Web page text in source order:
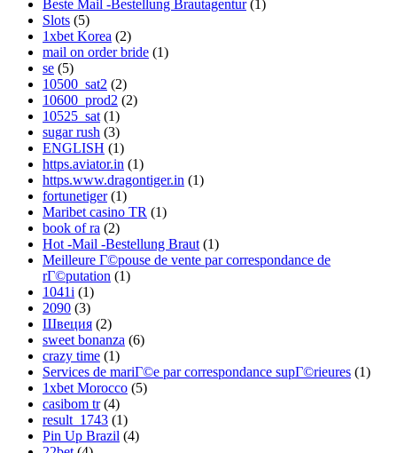
Beste Mail -Bestellung Brautagentur(1)
Slots (5)
1xbet Korea (2)
mail on order bride (1)
se (5)
10500_sat2 (2)
10600_prod2 (2)
10525_sat (1)
sugar rush (3)
ENGLISH (1)
https.aviator.in (1)
https.www.dragontiger.in (1)
fortunetiger(1)
Maribet casino TR (1)
book of ra (2)
Hot -Mail -Bestellung Braut (1)
Meilleure Г©pouse de vente par correspondance de
rГ©putation (1)
1041i (1)
2090 (3)
Швеция (2)
sweet bonanza (6)
crazy time (1)
Services de mariГ©e par correspondance supГ©rieures (1)
1xbet Morocco (5)
casibom tr(4)
result_1743 (1)
Pin Up Brazil (4)